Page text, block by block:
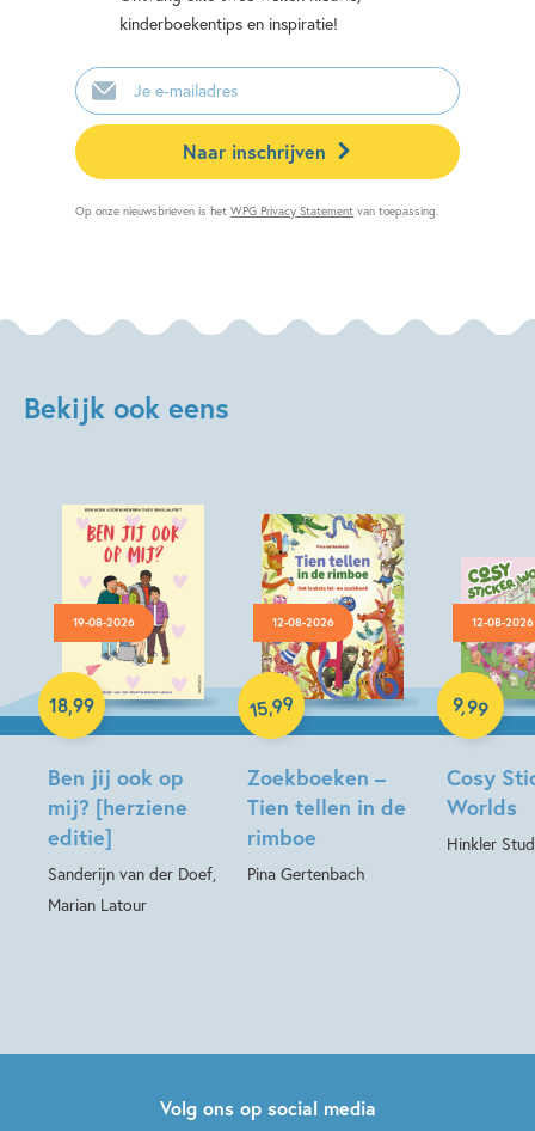
kinderboekentips en inspiratie!
E-
mailadres
Naar inschrijven
Op onze nieuwsbrieven is hetWPG Privacy Statement van toepassing.
Bekijk ook eens
19-08-2026
Ben jij ook op
mij? [herziene
editie]
Sanderijn van der Doef,
Marian Latour
18,99
Hardcover
12-08-2026
Zoekboeken –
Tien tellen in de
rimboe
Pina Gertenbach
15,99
Hardcover
12-08-2026
Cosy
Worlds
Hinkler
9,99
Paperback
Volg ons op social media